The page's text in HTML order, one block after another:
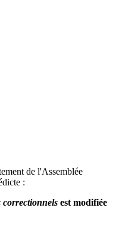
de l'Assemblée
:
correctionnels est modifiée